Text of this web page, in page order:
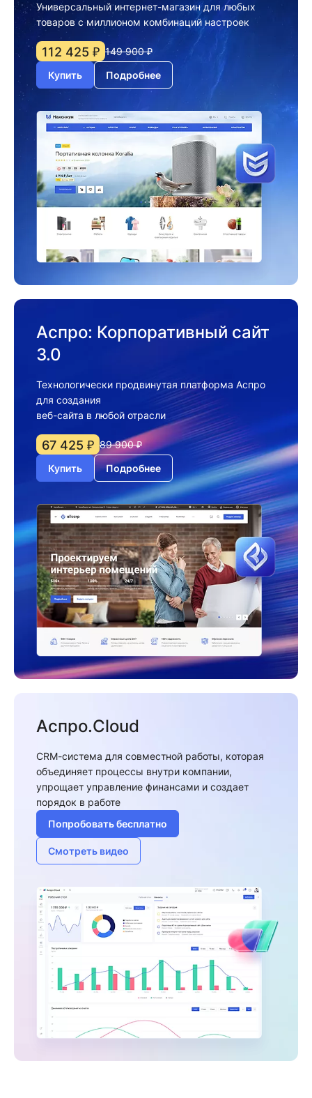
Универсальный интернет-магазин для любых
товаров с миллионом комбинаций настроек
112 425 ₽ 149 900 ₽
Купить
Подробнее
Аспро: Корпоративный сайт
3.0
Технологически продвинутая платформа Аспро
для создания
веб-сайта в любой отрасли
67 425 ₽ 89 900 ₽
Купить
Подробнее
Аспро.Cloud
CRM-система для совместной работы, которая
объединяет процессы внутри компании,
упрощает управление финансами и создает
порядок в работе
Попробовать бесплатно
Смотреть видео